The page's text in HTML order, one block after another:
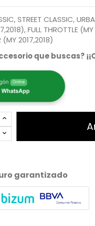
STREET CLASSIC,
FULL THROTTLE
(MY 2017,2018)
que buscas?
garantizado